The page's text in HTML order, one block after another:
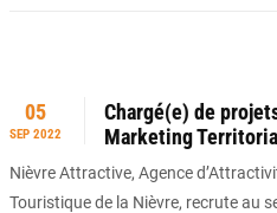
05
SEP 2022
Chargé(e) de
Marketing
Nièvre Attractive, Agence
Touristique de la Nièvre, recrute au